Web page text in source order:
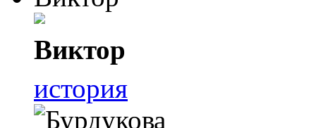
Виктор
история